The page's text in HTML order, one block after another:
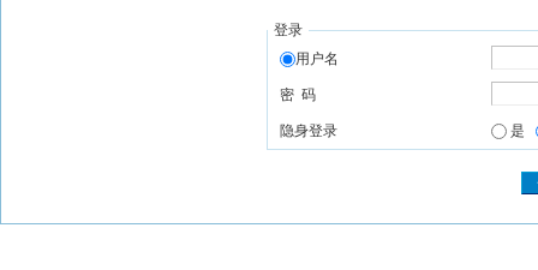
登录
用户名
密 码
隐身登录 是